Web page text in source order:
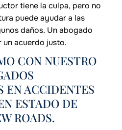
tiene la culpa, pero no
puede ayudar a las
daños. Un abogado
un acuerdo justo.
CON NUESTRO
EN ACCIDENTES
ESTADO DE
ROADS.